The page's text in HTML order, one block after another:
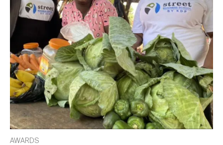
AWARDS